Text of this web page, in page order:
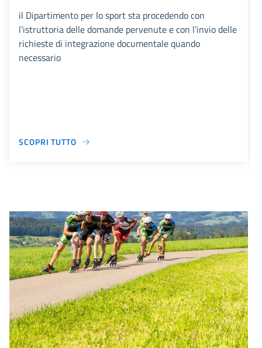
il Dipartimento per lo sport sta procedendo con
l’istruttoria delle domande pervenute e con l’invio delle
richieste di integrazione documentale quando
necessario
SCOPRI TUTTO